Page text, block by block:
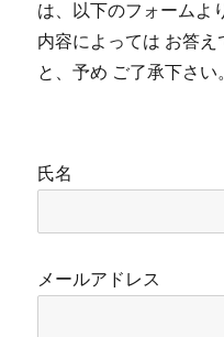
は、以下のフォームよ
内容によっては お答え
と、予め ご了承下さい
氏名
メールアドレス